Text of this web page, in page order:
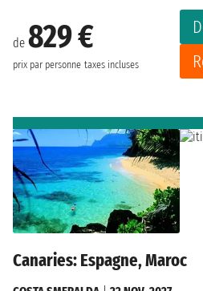
de 829 €
prix par personne taxes incluses
Canaries: Espagne, Maroc